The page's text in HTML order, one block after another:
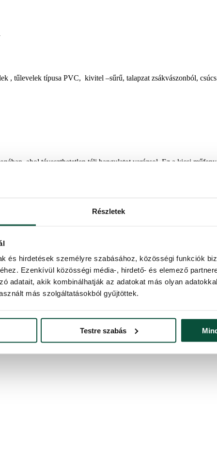
Részletek
és hirdetések személyre szabásához, közösségi funkciók
Ezenkívül közösségi média-, hirdető- és elemező
adatait, akik kombinálhatják az adatokat más olyan
más szolgáltatásokból gyűjtöttek.
Testre szabás
, tűlevelek típusa PVC, kivitel –sűrű, talapzat zsákvászonból,
ahol téveszthetetlen téli hangulatot varázsol. Ez a kicsi
csúcsot is, amely 14-16 cm hosszú.
dobozába.